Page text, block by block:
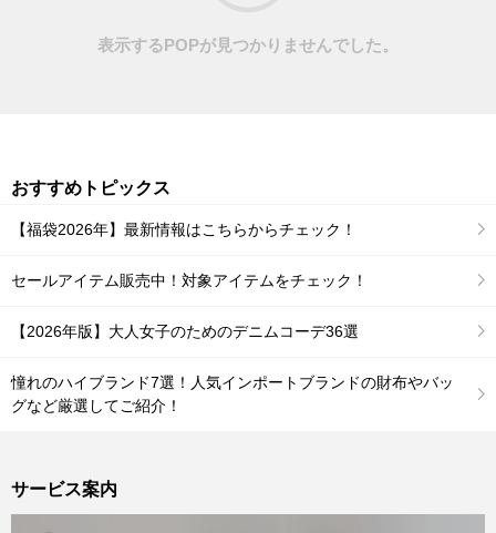
表示するPOPが見つかりませんでした。
おすすめトピックス
【福袋2026年】最新情報はこちらからチェック！
セールアイテム販売中！対象アイテムをチェック！
【2026年版】大人女子のためのデニムコーデ36選
憧れのハイブランド7選！人気インポートブランドの財布やバッ
グなど厳選してご紹介！
サービス案内